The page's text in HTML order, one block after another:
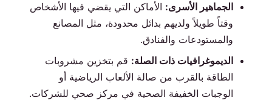
الجماهير الأسرى: الأماكن التي يقضي فيها الأشخاص
وقتاً طويلاً ولديهم بدائل محدودة، مثل المصانع
والمستودعات والفنادق.
الديموغرافيات ذات الصلة: قم بتخزين مشروبات
الطاقة بالقرب من صالة الألعاب الرياضية أو
الوجبات الخفيفة الصحية في مركز صحي للشركات.